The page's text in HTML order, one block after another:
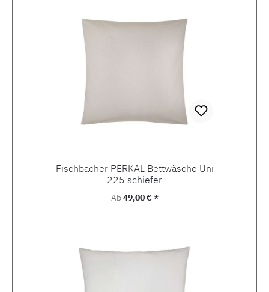
Fischbacher PERKAL Bettwäsche Uni
225 schiefer
Regulärer Preis:
Ab49,00 € *